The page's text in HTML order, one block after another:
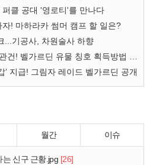
클 공대 '영로티'를 만나다
! 마하라카 썸머 캠프 할 일은?
...기공사, 차원술사 하향
’ 지급! 그림자 레이드 벨가르딘 공개
월간 이슈
신구 근황.jpg [26]